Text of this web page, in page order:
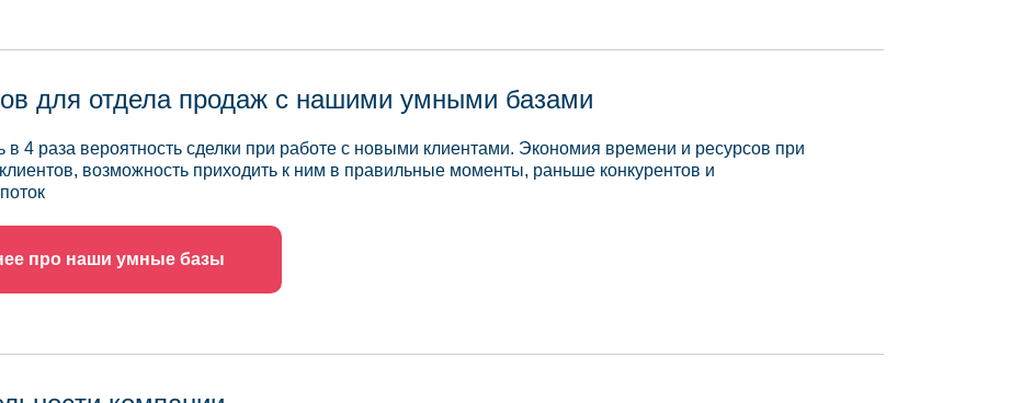
для отдела продаж с нашими умными базами
4 раза вероятность сделки при работе с новыми клиентами. Экономия времени и ресурсов при
возможность приходить к ним в правильные моменты, раньше конкурентов и
про наши умные базы